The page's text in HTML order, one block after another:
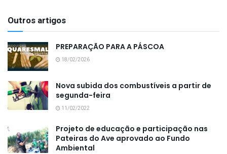
Outros artigos
PREPARAÇÃO PARA A PÁSCOA
18/02/2026
Nova subida dos combustíveis a partir de
segunda-feira
11/02/2022
Projeto de educação e participação nas
Pateiras do Ave aprovado ao Fundo
Ambiental